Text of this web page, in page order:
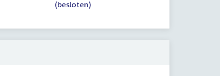
(besloten)